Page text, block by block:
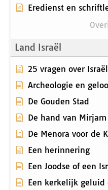
Eredienst en
Land Israël
25 vragen over
Archeologie en
De Gouden Stad
De hand van Mirjam
De Menora voor de
Een herinnering
Een Joodse of een
Een kerkelijk geluid